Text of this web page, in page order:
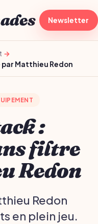
À la une
Newsletter
Matthieu Redon
:
filtre
Redon
Redon
en plein jeu.